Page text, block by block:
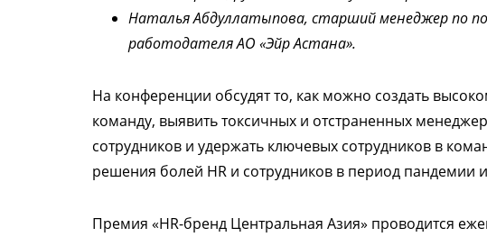
Наталья Абдуллатыпова, старший менеджер по
работодателя АО «Эйр Астана».
На конференции обсудят то, как можно создать
команду, выявить токсичных и отстраненных
сотрудников и удержать ключевых сотрудников в
решения болей HR и сотрудников в период пандемии
Премия «HR-бренд Центральная Азия» проводится